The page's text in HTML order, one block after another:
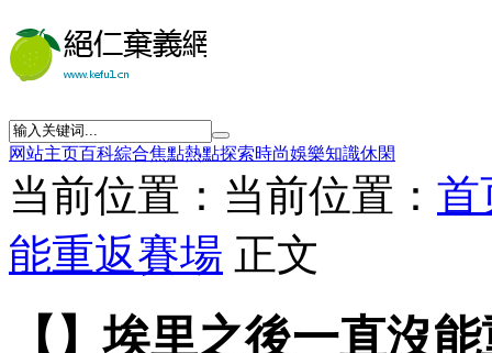
网站主页百科綜合焦點熱點探索時尚娛樂知識休閑
当前位置：当前位置： 首
能重返賽場 正文
【】埃里之後一直沒